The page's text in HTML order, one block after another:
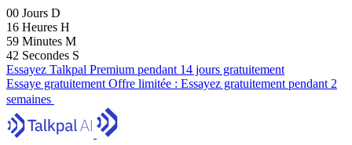
00 Jours D
16 Heures H
59 Minutes M
41 Secondes S
Essayez Talkpal Premium pendant 14 jours gratuitement
Essaye gratuitement Offre limitée : Essayez gratuitement pendant 2
semaines